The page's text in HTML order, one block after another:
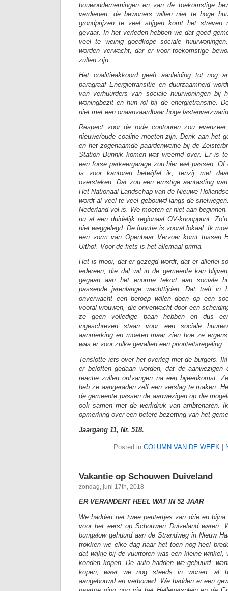
bouwondernemingen en van de toekomstige
verdienen, de bewoners willen niet te hoge
grondprijzen te veel stijgen komt het streven
gevaar. In het verleden hebben we dat goed
veel te weinig goedkope sociale
worden verwacht, dar er voor toekomstige
zullen zijn.
Het coalitieakkoord geeft aanleiding tot nog
paragraaf Energietransitie en duurzaamheid
van verhuurders van sociale huurwoningen bij
woningbezit en hun rol bij de energietransitie.
niet met een onaanvaardbaar hoge
Respect voor de rode contouren zou
nieuwe/oude coalitie moeten zijn. Denk aan het
en het zogenaamde paardenweitje bij de
Station Bunnik komen wat vreemd over. Er is
een forse parkeergarage zou hier wel passen.
is voor kantoren betwijfel ik, tenzij met
oversteken. Dat zou een ernstige aantasting
Het Nationaal Landschap van de Nieuwe
wordt al veel te veel gebouwd langs de
Nederland vol is. We moeten er niet aan
nu al een duidelijk regionaal OV-knooppunt.
niet weggelegd. De functie is vooral lokaal. Ik
een vorm van Openbaar Vervoer komt tussen
Uithof. Voor de fiets is het allemaal prima.
Het is mooi, dat er gezegd wordt, dat er allerlei
iedereen, die dat wil in de gemeente kan
gegaan aan het enorme tekort aan sociale
passende jarenlange wachttijden. Dat treft in
onverwacht een beroep willen doen op een
vooral vrouwen, die onverwacht door een
ze geen volledige baan hebben en dus
ingeschreven staan voor een sociale
aanmerking en moeten maar zien hoe ze
was er voor zulke gevallen een prioriteitsregeling.
Tenslotte iets over het overleg met de burgers.
er beloften gedaan worden, dat de aanwezigen
reactie zullen ontvangen na een bijeenkomst.
heb ze aangeraden zelf een verslag te maken.
de gemeente passen de aanwezigen op die
ook samen met de werkdruk van ambtenaren.
opmerking over een betere bezetting van het
Jaargang 11, Nr. 518.
Posted in COLUMN VAN DE WEEK
Vakantie op Schouwen Duiveland
zondag, juni 17th, 2018
ER VERANDERT HEEL WAT IN 52 JAAR
We hadden net twee peutertjes van drie en
voor het eerst op Schouwen Duiveland waren.
bungalow gehuurd aan de Strandweg in Nieuw
trokken we elke dag naar het toen nog heel
dat wijkje bij de vuurtoren was een kleine winkel,
konden kopen. De auto hadden we gehuurd,
kopen, waar we nog steeds in wonen, al
aangebouwd en verbouwd. We hadden er een